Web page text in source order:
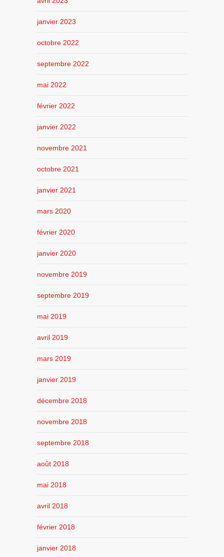
janvier 2023
octobre 2022
septembre 2022
mai 2022
février 2022
janvier 2022
novembre 2021
octobre 2021
janvier 2021
mars 2020
février 2020
janvier 2020
novembre 2019
septembre 2019
mai 2019
avril 2019
mars 2019
janvier 2019
décembre 2018
novembre 2018
septembre 2018
août 2018
mai 2018
avril 2018
février 2018
janvier 2018